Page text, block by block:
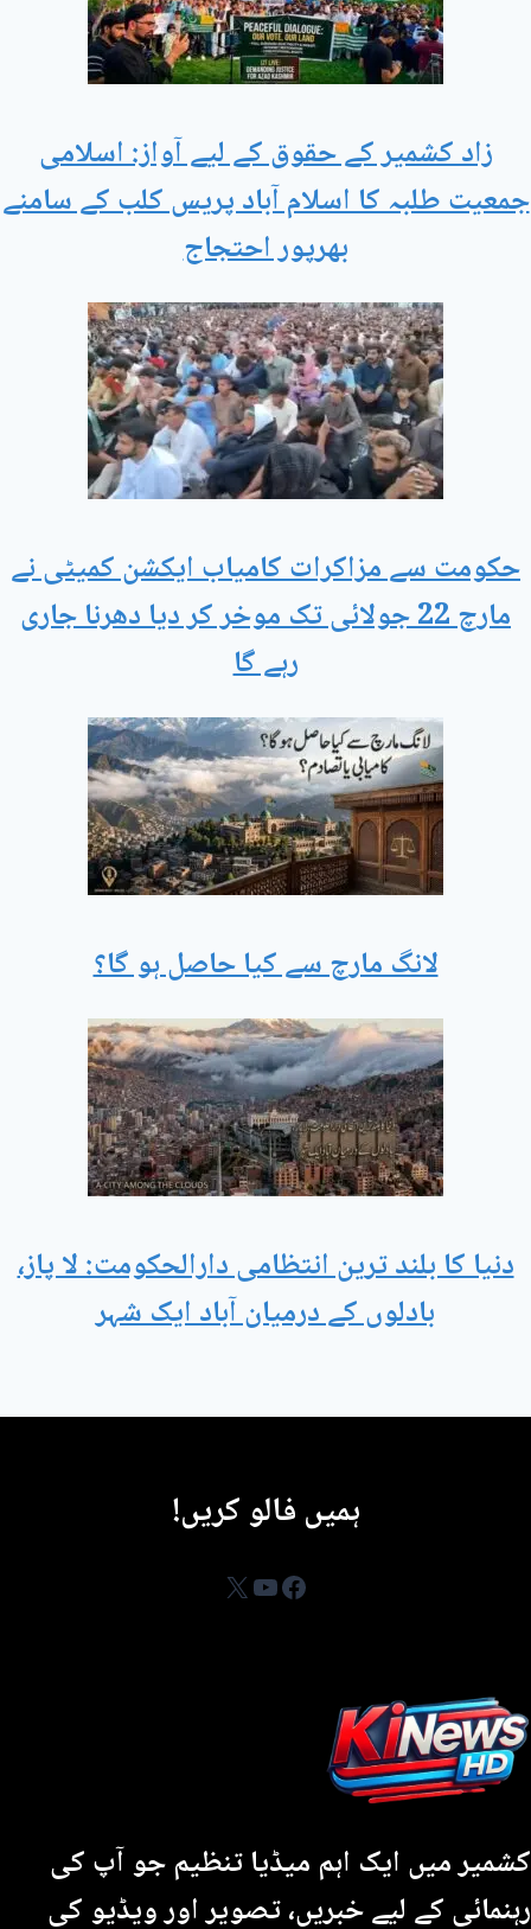
زاد کشمیر کے حقوق کے لیے آواز: اسلامی
جمعیت طلبہ کا اسلام آباد پریس کلب کے سامنے
بھرپور احتجاج
حکومت سے مزاکرات کامیاب ایکشن کمیٹی نے
مارچ 22 جولائی تک موخر کر دیا دھرنا جاری
رہے گا
لانگ مارچ سے کیا حاصل ہو گا؟
دنیا کا بلند ترین انتظامی دارالحکومت: لا پاز،
بادلوں کے درمیان آباد ایک شہر
ہمیں فالو کریں!
Facebook
YouTube
X
کشمیر میں ایک اہم میڈیا تنظیم جو آپ کی
رہنمائی کے لیے خبریں، تصویر اور ویڈیو کی